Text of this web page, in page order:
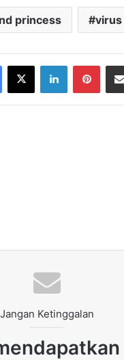
princess virus
Facebook
X LinkedIn
Jangan Ketinggalan